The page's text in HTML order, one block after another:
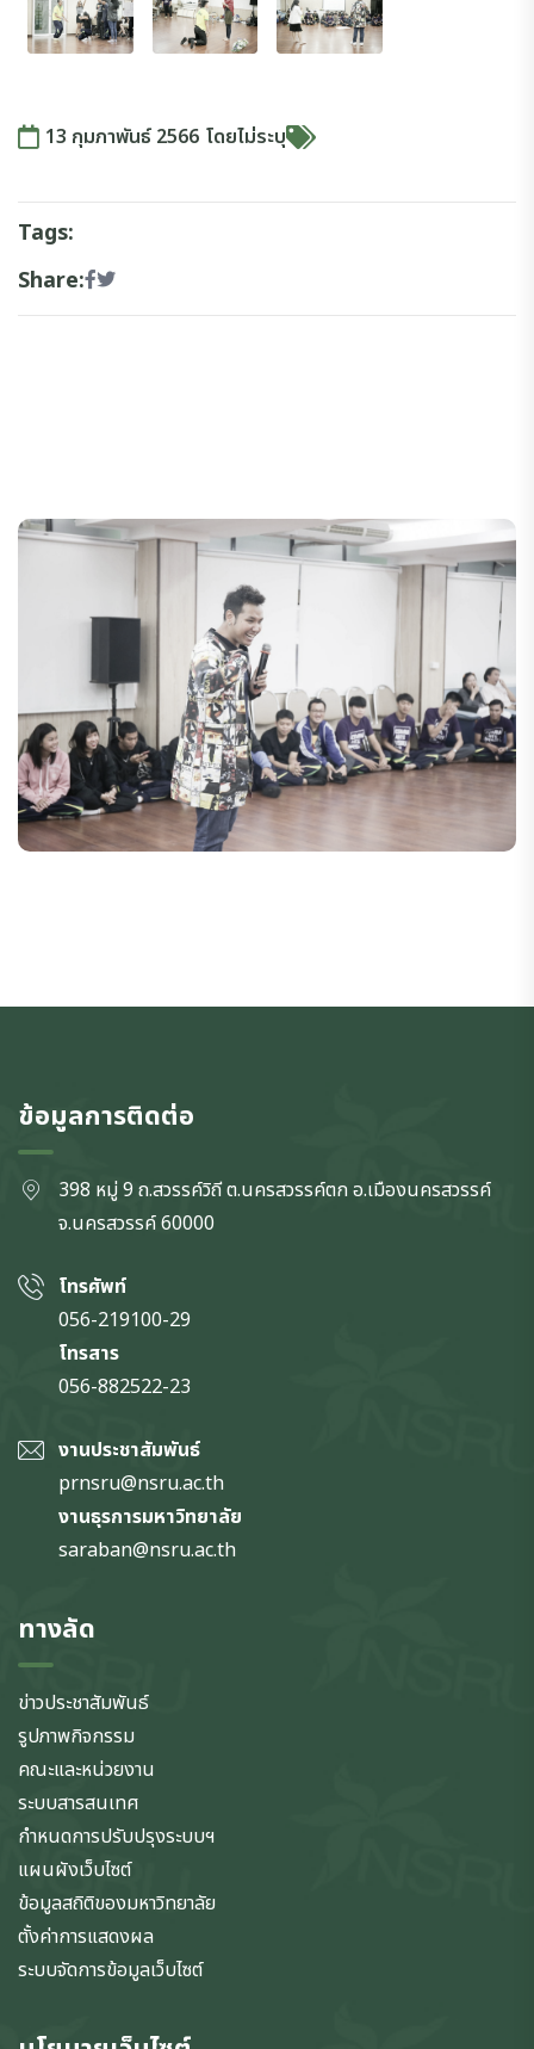
13 กุมภาพันธ์ 2566 โดยไม่ระบุ
Tags:
Share:
ข้อมูลการติดต่อ
398 หมู่ 9 ถ.สวรรค์วิถี ต.นครสวรรค์ตก อ.เมืองนครสวรรค์
จ.นครสวรรค์60000
โทรศัพท์
056-219100-29
โทรสาร
056-882522-23
งานประชาสัมพันธ์
prnsru@nsru.ac.th
งานธุรการมหาวิทยาลัย
saraban@nsru.ac.th
ทางลัด
ข่าวประชาสัมพันธ์
รูปภาพกิจกรรม
คณะและหน่วยงาน
ระบบสารสนเทศ
กำหนดการปรับปรุงระบบฯ
แผนผังเว็บไซต์
ข้อมูลสถิติของมหาวิทยาลัย
ตั้งค่าการแสดงผล
ระบบจัดการข้อมูลเว็บไซต์